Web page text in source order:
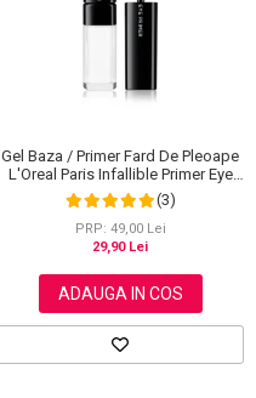
Gel Baza / Primer Fard De Pleoape
L'Oreal Paris Infallible Primer Eye
Shadow Base 100, 3 ml
(3)
PRP: 49,00 Lei
29,90 Lei
ADAUGA IN COS